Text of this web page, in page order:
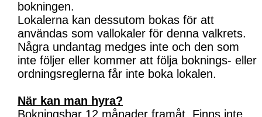
bokningen.
Lokalerna kan dessutom bokas för att
användas som vallokaler för denna valkrets.
Några undantag medges inte och den som
inte följer eller kommer att följa boknings- eller
ordningsreglerna får inte boka lokalen.
När kan man hyra?
Bokningsbar 12 månader framåt. Finns inte